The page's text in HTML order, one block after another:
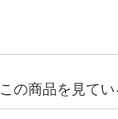
この商品を見て